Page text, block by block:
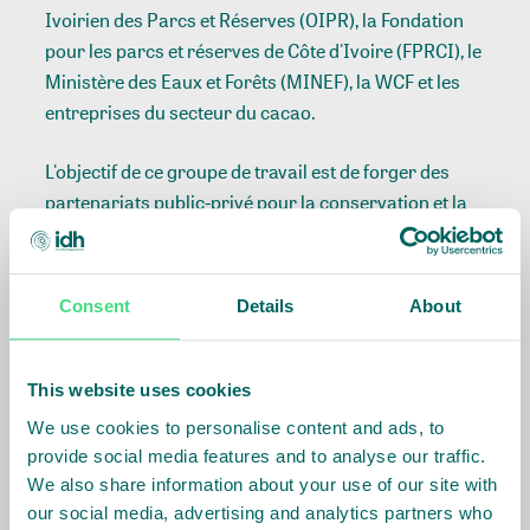
Consent Details About
This website uses cookies
We use cookies to personalise content and ads, to
provide social media features and to analyse our traffic.
We also share information about your use of our site with
our social media, advertising and analytics partners who
Ivoirien des Parcs et Réserves (OIPR), la Fondation
pour les parcs et réserves de Côte d'Ivoire (FPRCI), le
Ministère des Eaux et Forêts (MINEF), la WCF et les
entreprises du secteur du cacao.
L'objectif de ce groupe de travail est de forger des
partenariats public-privé pour la conservation et la
restauration des zones protégées et de mettre un
cacao dans ces forêts. Le parc national du Mont Peko
initiatives à court terme. Elles peuvent servir de
modèles pour d'autres zones protégées qui ont été
touchées par l'activité humaine.
La première réunion virtuelle du groupe de travail
sur les parcs nationaux ICF a été organisée le 16